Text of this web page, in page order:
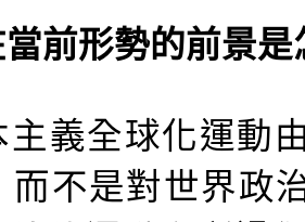
前形勢的前景是
主義全球化運動
而不是對世界政